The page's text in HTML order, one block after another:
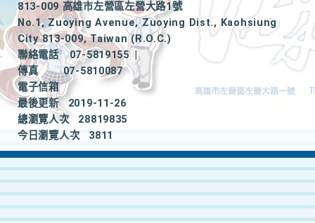
813-009 高雄市左營區左營大路1號
No.1, Zuoying Avenue, Zuoying Dist., Kaohsiung
City 813-009, Taiwan (R.O.C.)
聯絡電話
07-5819155
|
傳真
07-5810087
電子信箱
最後更新
2019-11-26
總瀏覽人次
28819835
今日瀏覽人次
3811